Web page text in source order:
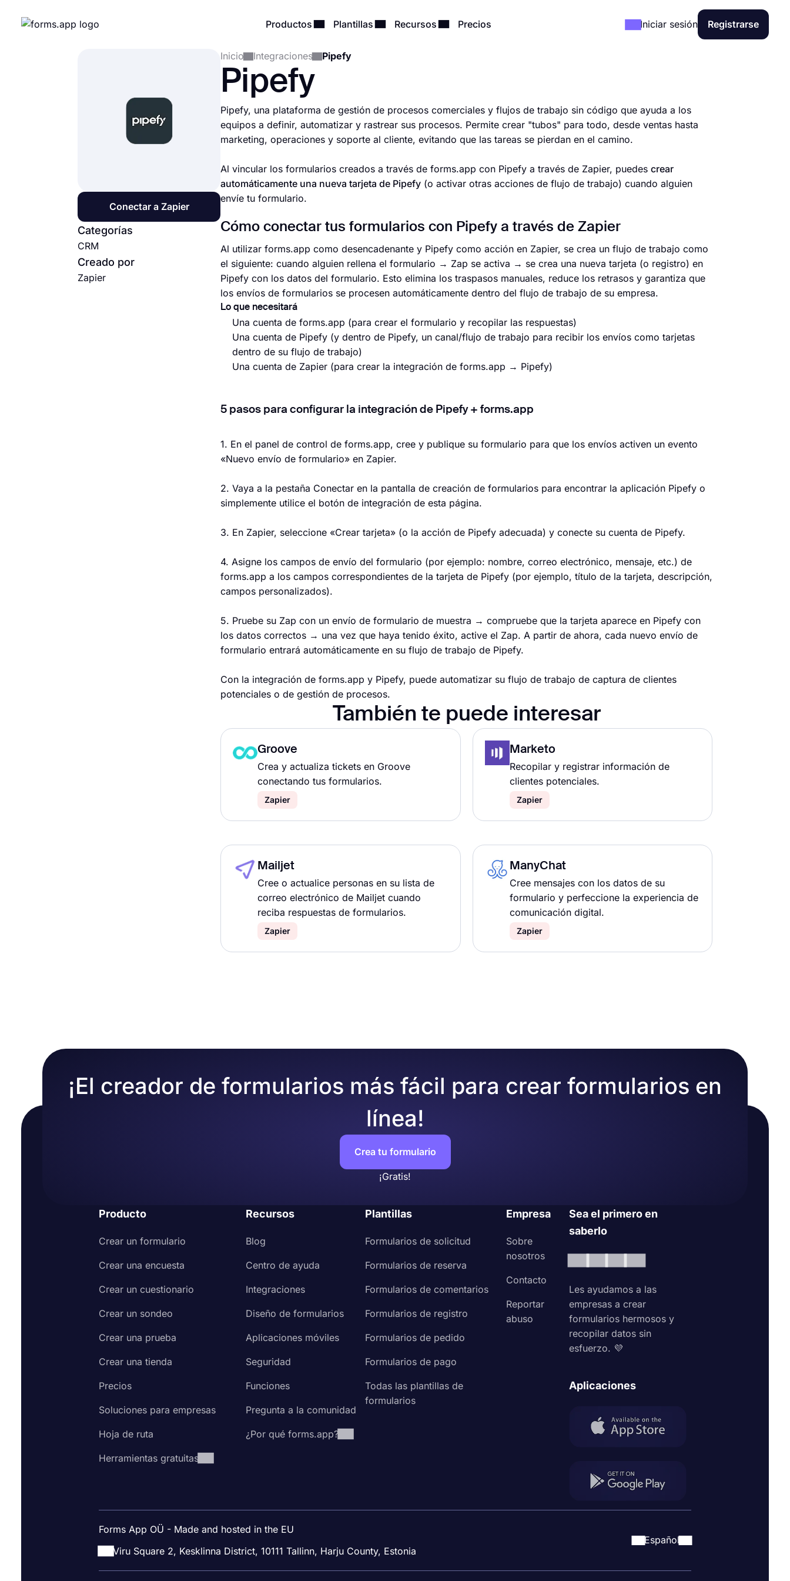
Productos Plantillas Recursos Precios Iniciar sesión Registrarse
Conectar a Zapier
Categorías
CRM
Creado por
Zapier
Inicio Integraciones Pipefy
Pipefy
Pipefy, una plataforma de gestión de procesos comerciales y flujos de trabajo sin código que ayuda a los
equipos a definir, automatizar y rastrear sus procesos. Permite crear "tubos" para todo, desde ventas hasta
marketing, operaciones y soporte al cliente, evitando que las tareas se pierdan en el camino.
Al vincular los formularios creados a través de forms.app con Pipefy a través de Zapier, puedes crear
automáticamente una nueva tarjeta de Pipefy (o activar otras acciones de flujo de trabajo) cuando alguien
envíe tu formulario.
Cómo conectar tus formularios con Pipefy a través de Zapier
Al utilizar forms.app como desencadenante y Pipefy como acción en Zapier, se crea un flujo de trabajo como
el siguiente: cuando alguien rellena el formulario → Zap se activa → se crea una nueva tarjeta (o registro) en
Pipefy con los datos del formulario. Esto elimina los traspasos manuales, reduce los retrasos y garantiza que
los envíos de formularios se procesen automáticamente dentro del flujo de trabajo de su empresa.
Lo que necesitará
Una cuenta de forms.app (para crear el formulario y recopilar las respuestas)
Una cuenta de Pipefy (y dentro de Pipefy, un canal/flujo de trabajo para recibir los envíos como tarjetas
dentro de su flujo de trabajo)
Una cuenta de Zapier (para crear la integración de forms.app → Pipefy)
5 pasos para configurar la integración de Pipefy + forms.app
1. En el panel de control de forms.app, cree y publique su formulario para que los envíos activen un evento
«Nuevo envío de formulario» en Zapier.
2. Vaya a la pestaña Conectar en la pantalla de creación de formularios para encontrar la aplicación Pipefy o
simplemente utilice el botón de integración de esta página.
3. En Zapier, seleccione «Crear tarjeta» (o la acción de Pipefy adecuada) y conecte su cuenta de Pipefy.
4. Asigne los campos de envío del formulario (por ejemplo: nombre, correo electrónico, mensaje, etc.) de
forms.app a los campos correspondientes de la tarjeta de Pipefy (por ejemplo, título de la tarjeta, descripción,
campos personalizados).
5. Pruebe su Zap con un envío de formulario de muestra → compruebe que la tarjeta aparece en Pipefy con
los datos correctos → una vez que haya tenido éxito, active el Zap. A partir de ahora, cada nuevo envío de
formulario entrará automáticamente en su flujo de trabajo de Pipefy.
Con la integración de forms.app y Pipefy, puede automatizar su flujo de trabajo de captura de clientes
potenciales o de gestión de procesos.
También te puede interesar
Groove
Crea y actualiza tickets en Groove
conectando tus formularios.
Zapier
Marketo
Recopilar y registrar información de
clientes potenciales.
Zapier
Mailjet
Cree o actualice personas en su lista de
correo electrónico de Mailjet cuando
reciba respuestas de formularios.
Zapier
ManyChat
Cree mensajes con los datos de su
formulario y perfeccione la experiencia de
comunicación digital.
Zapier
¡El creador de formularios más fácil para crear formularios en
línea!
Crea tu formulario
¡Gratis!
Producto
Crear un formulario
Crear una encuesta
Crear un cuestionario
Crear un sondeo
Crear una prueba
Crear una tienda
Precios
Soluciones para empresas
Hoja de ruta
Herramientas gratuitas
Recursos
Blog
Centro de ayuda
Integraciones
Diseño de formularios
Aplicaciones móviles
Seguridad
Funciones
Pregunta a la comunidad
¿Por qué forms.app?
Plantillas
Formularios de solicitud
Formularios de reserva
Formularios de comentarios
Formularios de registro
Formularios de pedido
Formularios de pago
Todas las plantillas de
formularios
Empresa
Sobre
nosotros
Contacto
Reportar
abuso
Sea el primero en
saberlo
Les ayudamos a las
empresas a crear
formularios hermosos y
recopilar datos sin
esfuerzo. 💜
Aplicaciones
Forms App OÜ - Made and hosted in the EU
Viru Square 2, Kesklinna District, 10111 Tallinn, Harju County, Estonia
Español